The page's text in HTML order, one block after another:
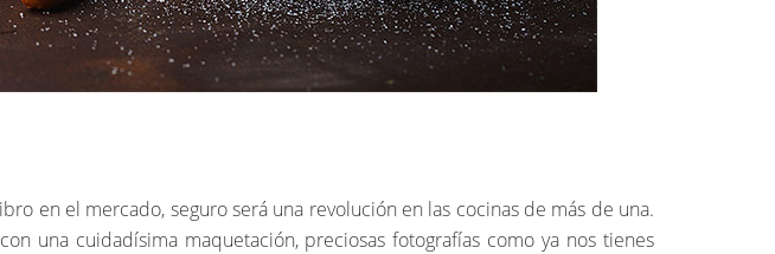
en el mercado, seguro será una revolución en las cocinas de más de una.
con una cuidadísima maquetación, preciosas fotografías como ya nos tienes